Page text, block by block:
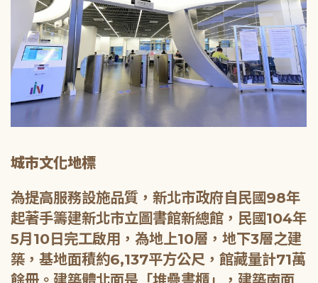
城市文化地標
為提高服務設施品質，新北市政府自民國98年
起著手籌建新北市立圖書館新總館，民國104年
5月10日完工啟用，為地上10層，地下3層之建
築，基地面積約6,137平方公尺，館藏量計71萬